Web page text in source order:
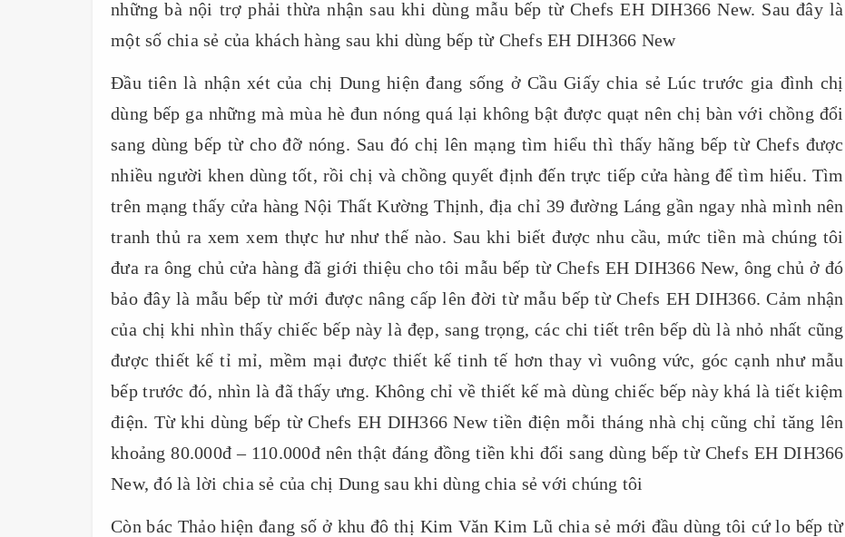
những bà nội trợ phải thừa nhận sau khi dùng mẫu bếp từ Chefs EH DIH366 New. Sau đây là
một số chia sẻ của khách hàng sau khi dùng bếp từ Chefs EH DIH366 New
Đầu tiên là nhận xét của chị Dung hiện đang sống ở Cầu Giấy chia sẻ Lúc trước gia đình chị
dùng bếp ga những mà mùa hè đun nóng quá lại không bật được quạt nên chị bàn với chồng đổi
sang dùng bếp từ cho đỡ nóng. Sau đó chị lên mạng tìm hiểu thì thấy hãng bếp từ Chefs được
nhiều người khen dùng tốt, rồi chị và chồng quyết định đến trực tiếp cửa hàng để tìm hiểu. Tìm
trên mạng thấy cửa hàng Nội Thất Kường Thịnh, địa chỉ 39 đường Láng gần ngay nhà mình nên
tranh thủ ra xem xem thực hư như thế nào. Sau khi biết được nhu cầu, mức tiền mà chúng tôi
đưa ra ông chủ cửa hàng đã giới thiệu cho tôi mẫu bếp từ Chefs EH DIH366 New, ông chủ ở đó
bảo đây là mẫu bếp từ mới được nâng cấp lên đời từ mẫu bếp từ Chefs EH DIH366. Cảm nhận
của chị khi nhìn thấy chiếc bếp này là đẹp, sang trọng, các chi tiết trên bếp dù là nhỏ nhất cũng
được thiết kế tỉ mỉ, mềm mại được thiết kế tinh tế hơn thay vì vuông vức, góc cạnh như mẫu
bếp trước đó, nhìn là đã thấy ưng. Không chỉ về thiết kế mà dùng chiếc bếp này khá là tiết kiệm
điện. Từ khi dùng bếp từ Chefs EH DIH366 New tiền điện mỗi tháng nhà chị cũng chỉ tăng lên
khoảng 80.000đ – 110.000đ nên thật đáng đồng tiền khi đổi sang dùng bếp từ Chefs EH DIH366
New, đó là lời chia sẻ của chị Dung sau khi dùng chia sẻ với chúng tôi
Còn bác Thảo hiện đang số ở khu đô thị Kim Văn Kim Lũ chia sẻ mới đầu dùng tôi cứ lo bếp từ